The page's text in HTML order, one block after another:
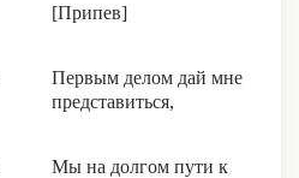
[Припев]
Первым делом дай мне
представиться,
Мы на долгом пути к